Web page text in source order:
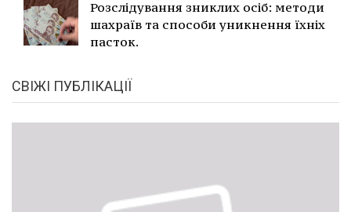
Розслідування зниклих осіб: методи
шахраїв та способи уникнення їхніх
пасток.
СВІЖІ ПУБЛІКАЦІЇ